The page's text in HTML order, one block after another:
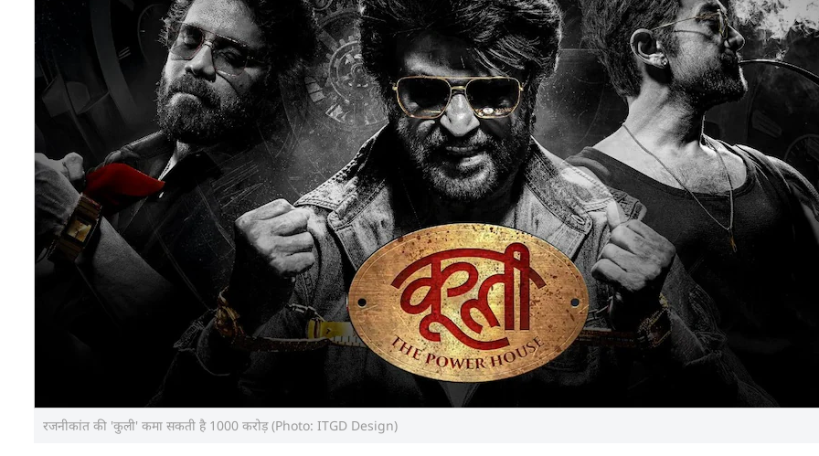
रजनीकांत की 'कुली' कमा सकती है 1000 करोड़ (Photo: ITGD Design)